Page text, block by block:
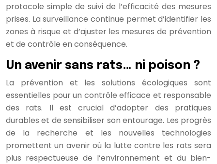
protocole simple de suivi de l’efficacité des mesures
prises. La surveillance continue permet d’identifier les
zones à risque et d’ajuster les mesures de prévention
et de contrôle en conséquence.
Un avenir sans rats… ni poison ?
La prévention et les solutions écologiques sont
essentielles pour un contrôle efficace et responsable
des rats. Il est crucial d’adopter des pratiques
durables et de sensibiliser son entourage. Les progrès
de la recherche et les nouvelles technologies
promettent un avenir où la lutte contre les rats sera
plus respectueuse de l’environnement et du bien-